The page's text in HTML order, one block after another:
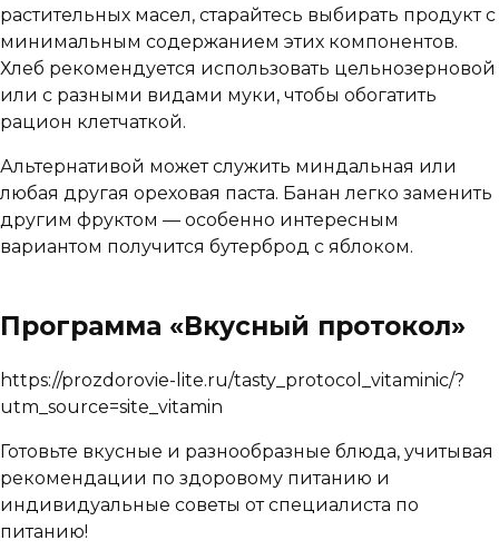
растительных масел, старайтесь выбирать продукт с
минимальным содержанием этих компонентов.
Хлеб рекомендуется использовать цельнозерновой
или с разными видами муки, чтобы обогатить
рацион клетчаткой.
Альтернативой может служить миндальная или
любая другая ореховая паста. Банан легко заменить
другим фруктом — особенно интересным
вариантом получится бутерброд с яблоком.
Программа «Вкусный протокол»
https://prozdorovie-lite.ru/tasty_protocol_vitaminic/?
utm_source=site_vitamin
Готовьте вкусные и разнообразные блюда, учитывая
рекомендации по здоровому питанию и
индивидуальные советы от специалиста по
питанию!